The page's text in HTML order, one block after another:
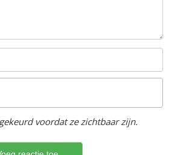
voordat ze zichtbaar zijn.